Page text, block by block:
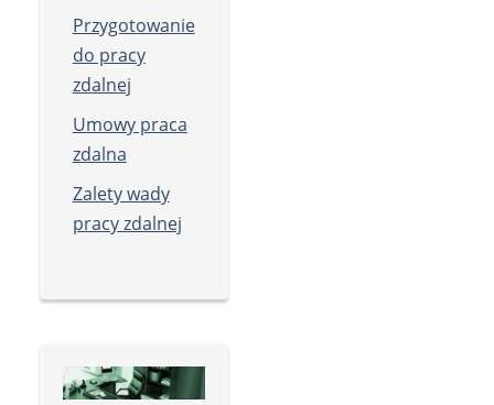
Przygotowanie
do pracy
zdalnej
Umowy praca
zdalna
Zalety wady
pracy zdalnej